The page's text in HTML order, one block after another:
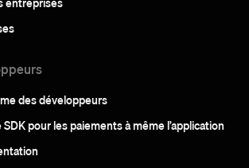
des développeurs
pour les paiements à même l’application